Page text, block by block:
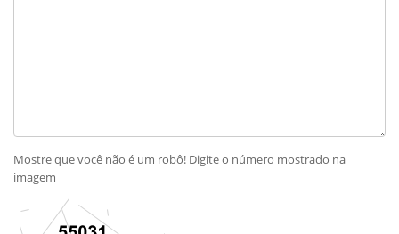
Mostre que você não é um robô! Digite o número mostrado na
imagem